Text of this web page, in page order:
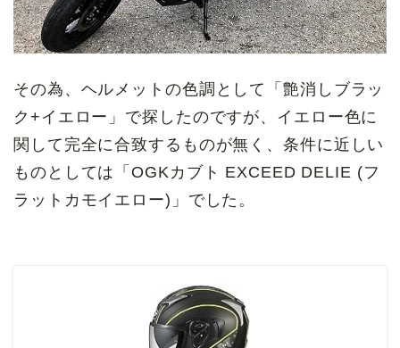
その為、ヘルメットの色調として「艶消しブラッ
ク+イエロー」で探したのですが、イエロー色に
関して完全に合致するものが無く、条件に近しい
ものとしては「OGKカブト EXCEED DELIE (フ
ラットカモイエロー)」でした。